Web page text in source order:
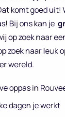
komt goed uit!
Bij ons kan je
op zoek naar
zoek naar leuk
wereld.
oppas in
dagen je werkt